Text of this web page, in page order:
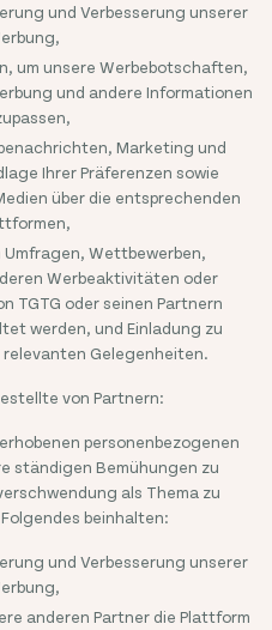
und Verbesserung unserer
um unsere Werbebotschaften,
und andere Informationen
Marketing und
Ihrer Präferenzen sowie
über die entsprechenden
Wettbewerben,
Werbeaktivitäten oder
TGTG oder seinen Partnern
werden, und Einladung zu
Gelegenheiten.
von Partnern:
personenbezogenen
ständigen Bemühungen zu
als Thema zu
beinhalten:
und Verbesserung unserer
anderen Partner die Plattform